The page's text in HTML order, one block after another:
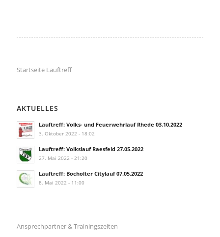
Startseite Lauftreff
AKTUELLES
Lauftreff: Volks- und Feuerwehrlauf Rhede 03.10.2022
3. Oktober 2022 - 18:02
Lauftreff: Volkslauf Raesfeld 27.05.2022
27. Mai 2022 - 21:20
Lauftreff: Bocholter Citylauf 07.05.2022
8. Mai 2022 - 11:00
Ansprechpartner & Trainingszeiten